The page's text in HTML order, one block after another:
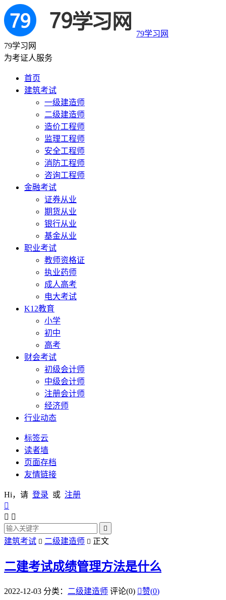
79学习网
79学习网
为考证人服务
首页
建筑考试
一级建造师
二级建造师
造价工程师
监理工程师
安全工程师
消防工程师
咨询工程师
金融考试
证券从业
期货从业
银行从业
基金从业
职业考试
教师资格证
执业药师
成人高考
电大考试
K12教育
小学
初中
高考
财会考试
初级会计师
中级会计师
注册会计师
经济师
行业动态
标签云
读者墙
页面存档
友情链接
Hi，请 登录 或 注册

 

建筑考试  二级建造师  正文
二建考试成绩管理方法是什么
2022-12-03 分类： 二级建造师 评论(0) 赞(0)